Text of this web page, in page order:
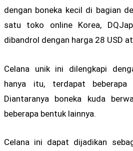
dengan boneka kecil di bagian
satu toko online Korea,
dibandrol dengan harga 28 USD
Celana unik ini dilengkapi
hanya itu, terdapat beberapa
Diantaranya boneka kuda
beberapa bentuk lainnya.
Celana ini dapat dijadikan